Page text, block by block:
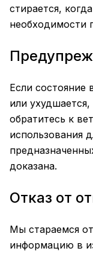
стирается,
необходимости
Если состояние
или
обратитесь к
использования
доказана.
Отказ от
Мы стараемся
информацию в